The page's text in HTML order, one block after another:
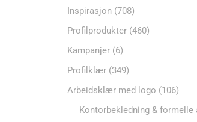
Inspirasjon (708)
Profilprodukter (460)
Kampanjer (6)
Profilklær (349)
Arbeidsklær med logo (106)
Kontorbekledning & formelle